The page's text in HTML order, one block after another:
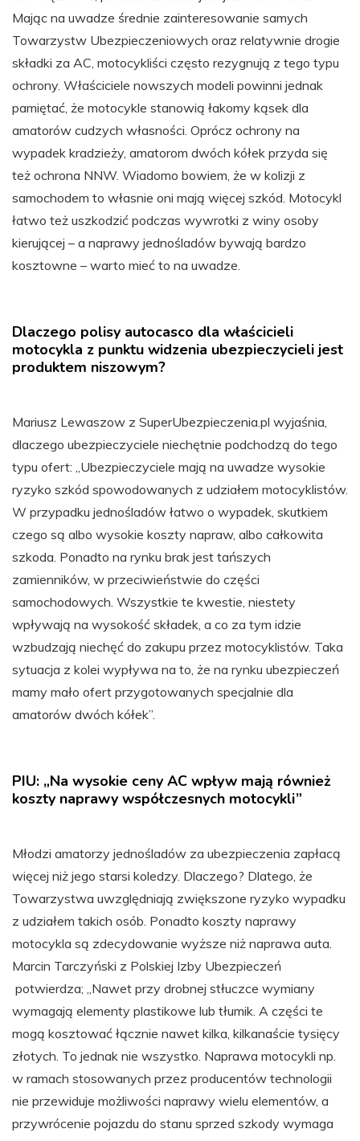
Mając na uwadze średnie zainteresowanie samych
Towarzystw Ubezpieczeniowych oraz relatywnie drogie
składki za AC, motocykliści często rezygnują z tego typu
ochrony. Właściciele nowszych modeli powinni jednak
pamiętać, że motocykle stanowią łakomy kąsek dla
amatorów cudzych własności. Oprócz ochrony na
wypadek kradzieży, amatorom dwóch kółek przyda się
też ochrona NNW. Wiadomo bowiem, że w kolizji z
samochodem to własnie oni mają więcej szkód. Motocykl
łatwo też uszkodzić podczas wywrotki z winy osoby
kierującej – a naprawy jednośladów bywają bardzo
kosztowne – warto mieć to na uwadze.
Dlaczego polisy autocasco dla właścicieli
motocykla z punktu widzenia ubezpieczycieli jest
produktem niszowym?
Mariusz Lewaszow z SuperUbezpieczenia.pl wyjaśnia,
dlaczego ubezpieczyciele niechętnie podchodzą do tego
typu ofert: „Ubezpieczyciele mają na uwadze wysokie
ryzyko szkód spowodowanych z udziałem motocyklistów.
W przypadku jednośladów łatwo o wypadek, skutkiem
czego są albo wysokie koszty napraw, albo całkowita
szkoda. Ponadto na rynku brak jest tańszych
zamienników, w przeciwieństwie do części
samochodowych. Wszystkie te kwestie, niestety
wpływają na wysokość składek, a co za tym idzie
wzbudzają niechęć do zakupu przez motocyklistów. Taka
sytuacja z kolei wypływa na to, że na rynku ubezpieczeń
mamy mało ofert przygotowanych specjalnie dla
amatorów dwóch kółek”.
PIU: „Na wysokie ceny AC wpływ mają również
koszty naprawy współczesnych motocykli”
Młodzi amatorzy jednośladów za ubezpieczenia zapłacą
więcej niż jego starsi koledzy. Dlaczego? Dlatego, że
Towarzystwa uwzględniają zwiększone ryzyko wypadku
z udziałem takich osób. Ponadto koszty naprawy
motocykla są zdecydowanie wyższe niż naprawa auta.
Marcin Tarczyński z Polskiej Izby Ubezpieczeń
potwierdza; „Nawet przy drobnej stłuczce wymiany
wymagają elementy plastikowe lub tłumik. A części te
mogą kosztować łącznie nawet kilka, kilkanaście tysięcy
złotych. To jednak nie wszystko. Naprawa motocykli np.
w ramach stosowanych przez producentów technologii
nie przewiduje możliwości naprawy wielu elementów, a
przywrócenie pojazdu do stanu sprzed szkody wymaga